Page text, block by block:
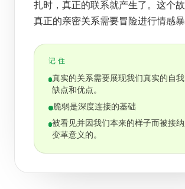
扎时，真正的联系就产生了。这个故
真正的亲密关系需要冒险进行情感暴
记住
真实的关系需要展现我们真实的自
缺点和优点。
脆弱是深度连接的基础
被看见并因我们本来的样子而被接
变革意义的。